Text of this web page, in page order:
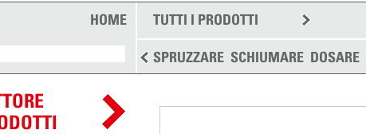
HOME TUTTI I PRODOTTI
SPRUZZARE SCHIUMARE DOSARE